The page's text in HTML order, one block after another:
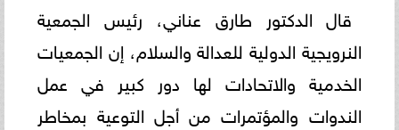
قال الدكتور طارق عناني، رئيس الجمعية
النرويجية الدولية للعدالة والسلام، إن الجمعيات
الخدمية والاتحادات لها دور كبير في عمل
الندوات والمؤتمرات من أجل التوعية بمخاطر